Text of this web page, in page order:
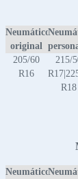
Neumático
original
205/60
R16
215/
R18
Neumático